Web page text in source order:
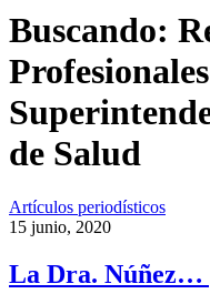
Buscando:
de Salud
Artículos periodísticos
15 junio, 2020
La Dra. Núñez…